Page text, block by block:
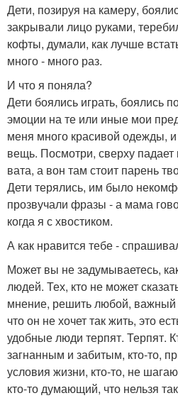
Дети, позируя на камеру,
закрывали лицо руками,
кофты, думали, как лучше
много - много раз.
И что я поняла?
Дети боялись играть, боялись
эмоции на те или иные мои
меня много красивой одежды,
вещь. Посмотри, сверху
вата, а вон там стоит парень
Дети терялись, им было
прозвучали фразы - а мама
когда я с хвостиком.
А как нравится тебе -
Может вы не задумываетесь,
людей. Тех, кто не может
мнение, решить любой, важный
что он не хочет так жить, это
удобные люди терпят. Терпят.
загнанным и забитым, кто-то,
условия жизни, кто-то, не
кто-то думающий, что нельзя